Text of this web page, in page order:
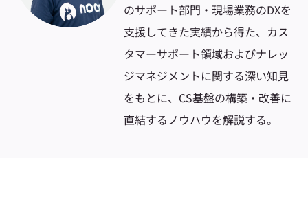
のサポート部門・現場業務のDXを
支援してきた実績から得た、カス
タマーサポート領域およびナレッ
ジマネジメントに関する深い知見
をもとに、CS基盤の構築・改善に
直結するノウハウを解説する。